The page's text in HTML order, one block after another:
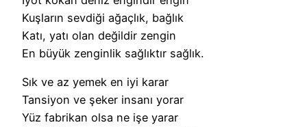
Kuşların sevdiği ağaçlık, bağlık
Katı, yatı olan değildir zengin
En büyük zenginlik sağlıktır sağlık.
Sık ve az yemek en iyi karar
Tansiyon ve şeker insanı yorar
Yüz fabrikan olsa ne işe yarar